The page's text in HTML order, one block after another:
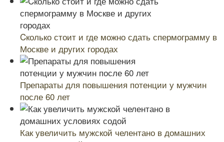
Cколько стоит и где можно сдать спермограмму в
Москве и других городах
Препараты для повышения потенции у мужчин
после 60 лет
Как увеличить мужской челентано в домашних